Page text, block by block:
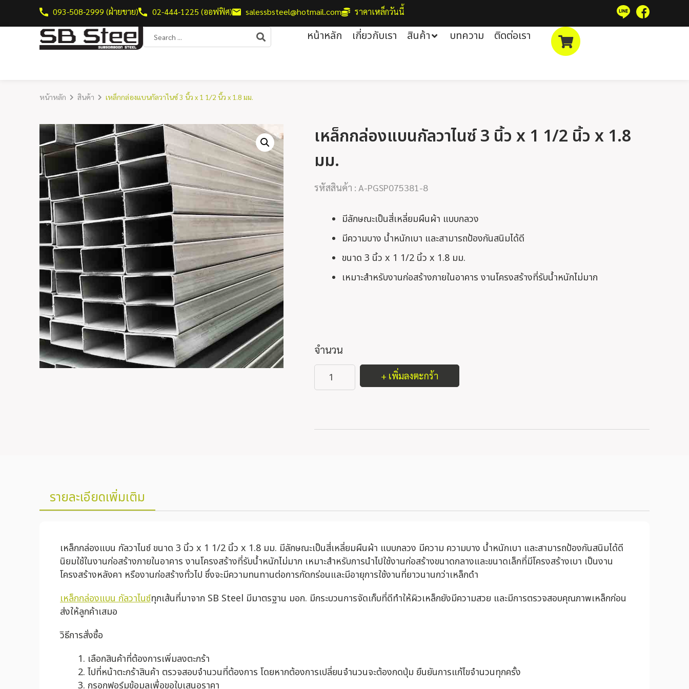
093-508-2999 (ฝ่ายขาย) 02-444-1225 (ออฟฟิศ) salessbsteel@hotmail.com ราคาเหล็กวันนี้
หน้าหลัก เกี่ยวกับเรา สินค้า บทความ ติดต่อเรา
หน้าหลัก สินค้า เหล็กกล่องแบนกัลวาไนซ์ 3 นิ้ว x 1 1/2 นิ้ว x 1.8 มม.
เหล็กกล่องแบนกัลวาไนซ์ 3 นิ้ว x 1 1/2 นิ้ว x 1.8
มม.
รหัสสินค้า : A-PGSP075381-8
มีลักษณะเป็นสี่เหลี่ยมผืนผ้า แบบกลวง
มีความบาง น้ำหนักเบา และสามารถป้องกันสนิมได้ดี
ขนาด 3 นิ้ว x 1 1/2 นิ้ว x 1.8 มม.
เหมาะสำหรับงานก่อสร้างภายในอาคาร งานโครงสร้างที่รับน้ำหนักไม่มาก
จำนวน
+ เพิ่มลงตะกร้า
รายละเอียดเพิ่มเติม
เหล็กกล่องแบน กัลวาไนซ์ ขนาด 3 นิ้ว x 1 1/2 นิ้ว x 1.8 มม. มีลักษณะเป็นสี่เหลี่ยมผืนผ้า แบบกลวง มีความ ความบาง น้ำหนักเบา และสามารถป้องกันสนิมได้ดี
นิยมใช้ในงานก่อสร้างภายในอาคาร งานโครงสร้างที่รับน้ำหนักไม่มาก เหมาะสำหรับการนำไปใช้งานก่อสร้างขนาดกลางและขนาดเล็กที่มีโครงสร้างเบา เป็นงาน
โครงสร้างหลังคา หรืองานก่อสร้างทั่วไป ซึ่งจะมีความทนทานต่อการกัดกร่อนและมีอายุการใช้งานที่ยาวนานกว่าเหล็กดำ
เหล็กกล่องแบน กัลวาไนซ์ทุกเส้นที่มาจาก SB Steel มีมาตรฐาน มอก. มีกระบวนการจัดเก็บที่ดีทำให้ผิวเหล็กยังมีความสวย และมีการตรวจสอบคุณภาพเหล็กก่อน
ส่งให้ลูกค้าเสมอ
วิธีการสั่งซื้อ
เลือกสินค้าที่ต้องการเพิ่มลงตะกร้า
ไปที่หน้าตะกร้าสินค้า ตรวจสอบจำนวนที่ต้องการ โดยหากต้องการเปลี่ยนจำนวนจะต้องกดปุ่ม ยืนยันการแก้ไขจำนวนทุกครั้ง
กรอกฟอร์มข้อมูลเพื่อขอใบเสนอราคา